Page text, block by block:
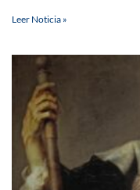
Leer Noticia »